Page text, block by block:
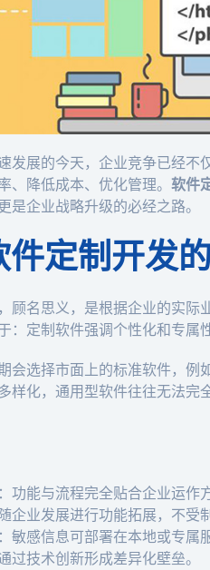
发展的今天，企业竞争已经
、降低成本、优化管理。 软件
是企业战略升级的必经之路。
件定制开发
顾名思义，是根据企业的实
：定制软件强调个性化和专属
会选择市面上的标准软件，例
样化，通用型软件往往无法完
：功能与流程完全贴合企业运作
企业发展进行功能拓展，不受
：敏感信息可部署在本地或专属
过技术创新形成差异化壁垒。